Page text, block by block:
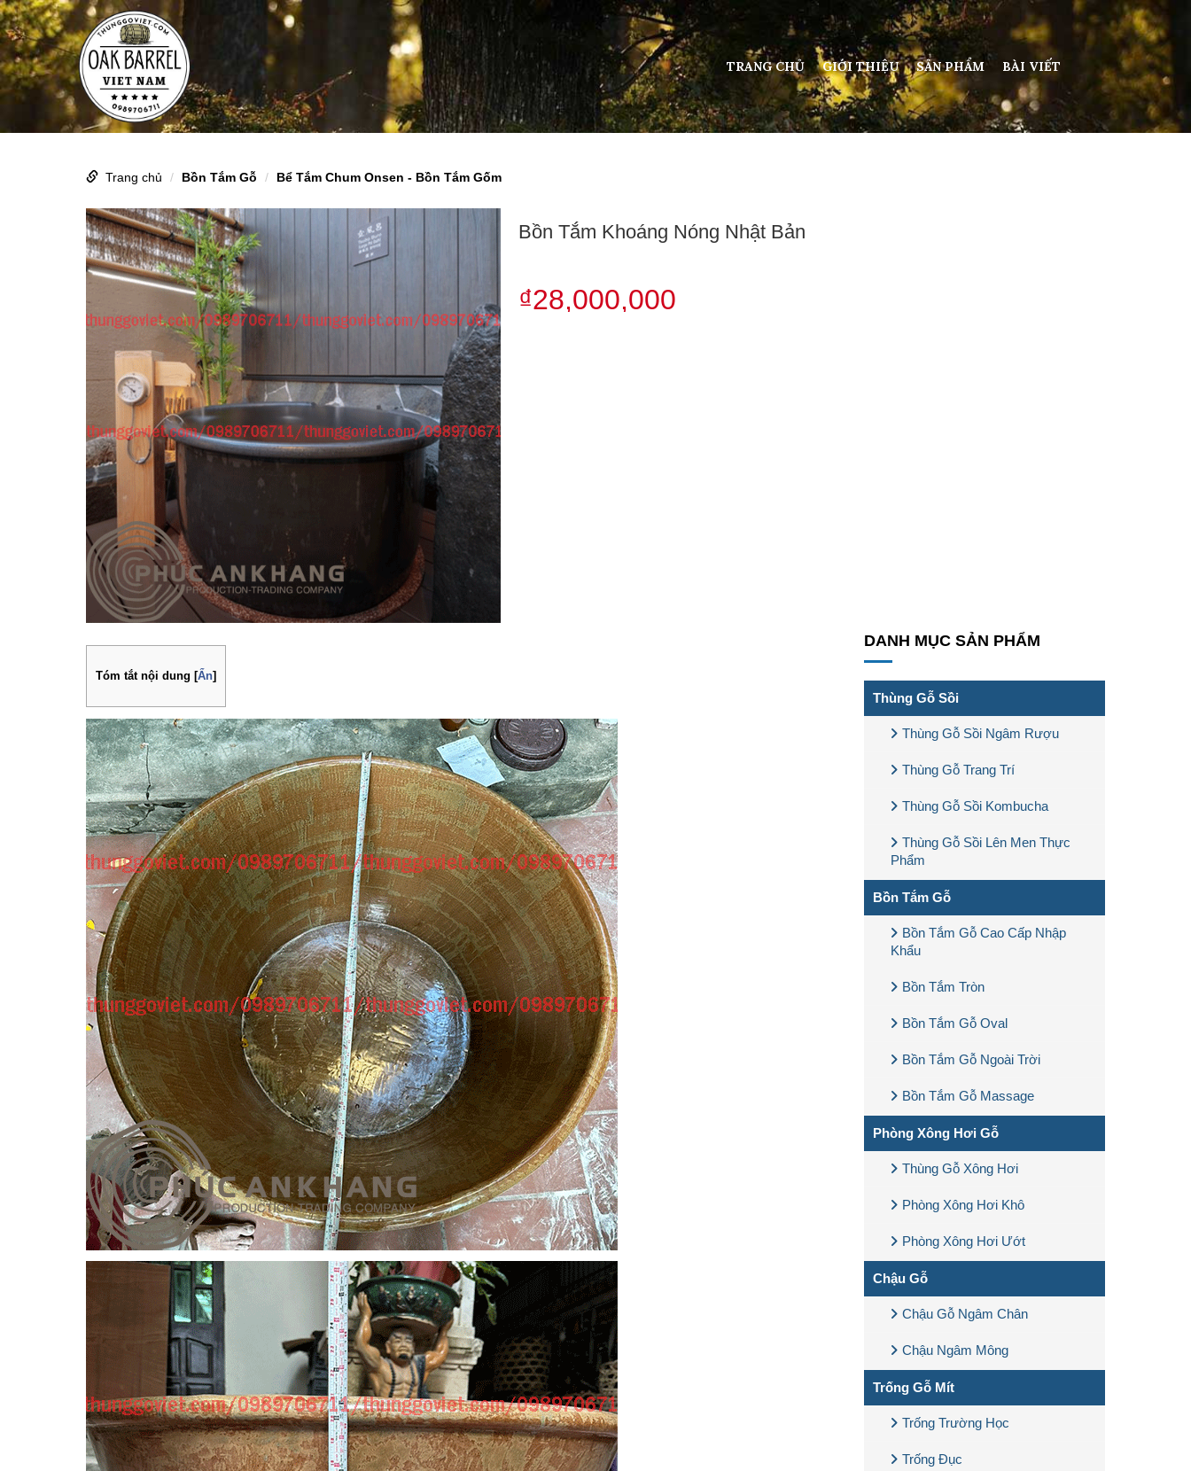
TRANG CHỦ GIỚI THIỆU SẢN PHẨM BÀI VIẾT
Trang chủ Bồn Tắm Gỗ Bể Tắm Chum Onsen - Bồn Tắm Gốm
Bồn Tắm Khoáng Nóng Nhật Bản
₫28,000,000
Tóm tắt nội dung [Ẩn]
DANH MỤC SẢN PHẨM
Thùng Gỗ Sồi
Thùng Gỗ Sồi Ngâm Rượu
Thùng Gỗ Trang Trí
Thùng Gỗ Sồi Kombucha
Thùng Gỗ Sồi Lên Men Thực
Phẩm
Bồn Tắm Gỗ
Bồn Tắm Gỗ Cao Cấp Nhập
Khẩu
Bồn Tắm Tròn
Bồn Tắm Gỗ Oval
Bồn Tắm Gỗ Ngoài Trời
Bồn Tắm Gỗ Massage
Phòng Xông Hơi Gỗ
Thùng Gỗ Xông Hơi
Phòng Xông Hơi Khô
Phòng Xông Hơi Ướt
Chậu Gỗ
Chậu Gỗ Ngâm Chân
Chậu Ngâm Mông
Trống Gỗ Mít
Trống Trường Học
Trống Đục